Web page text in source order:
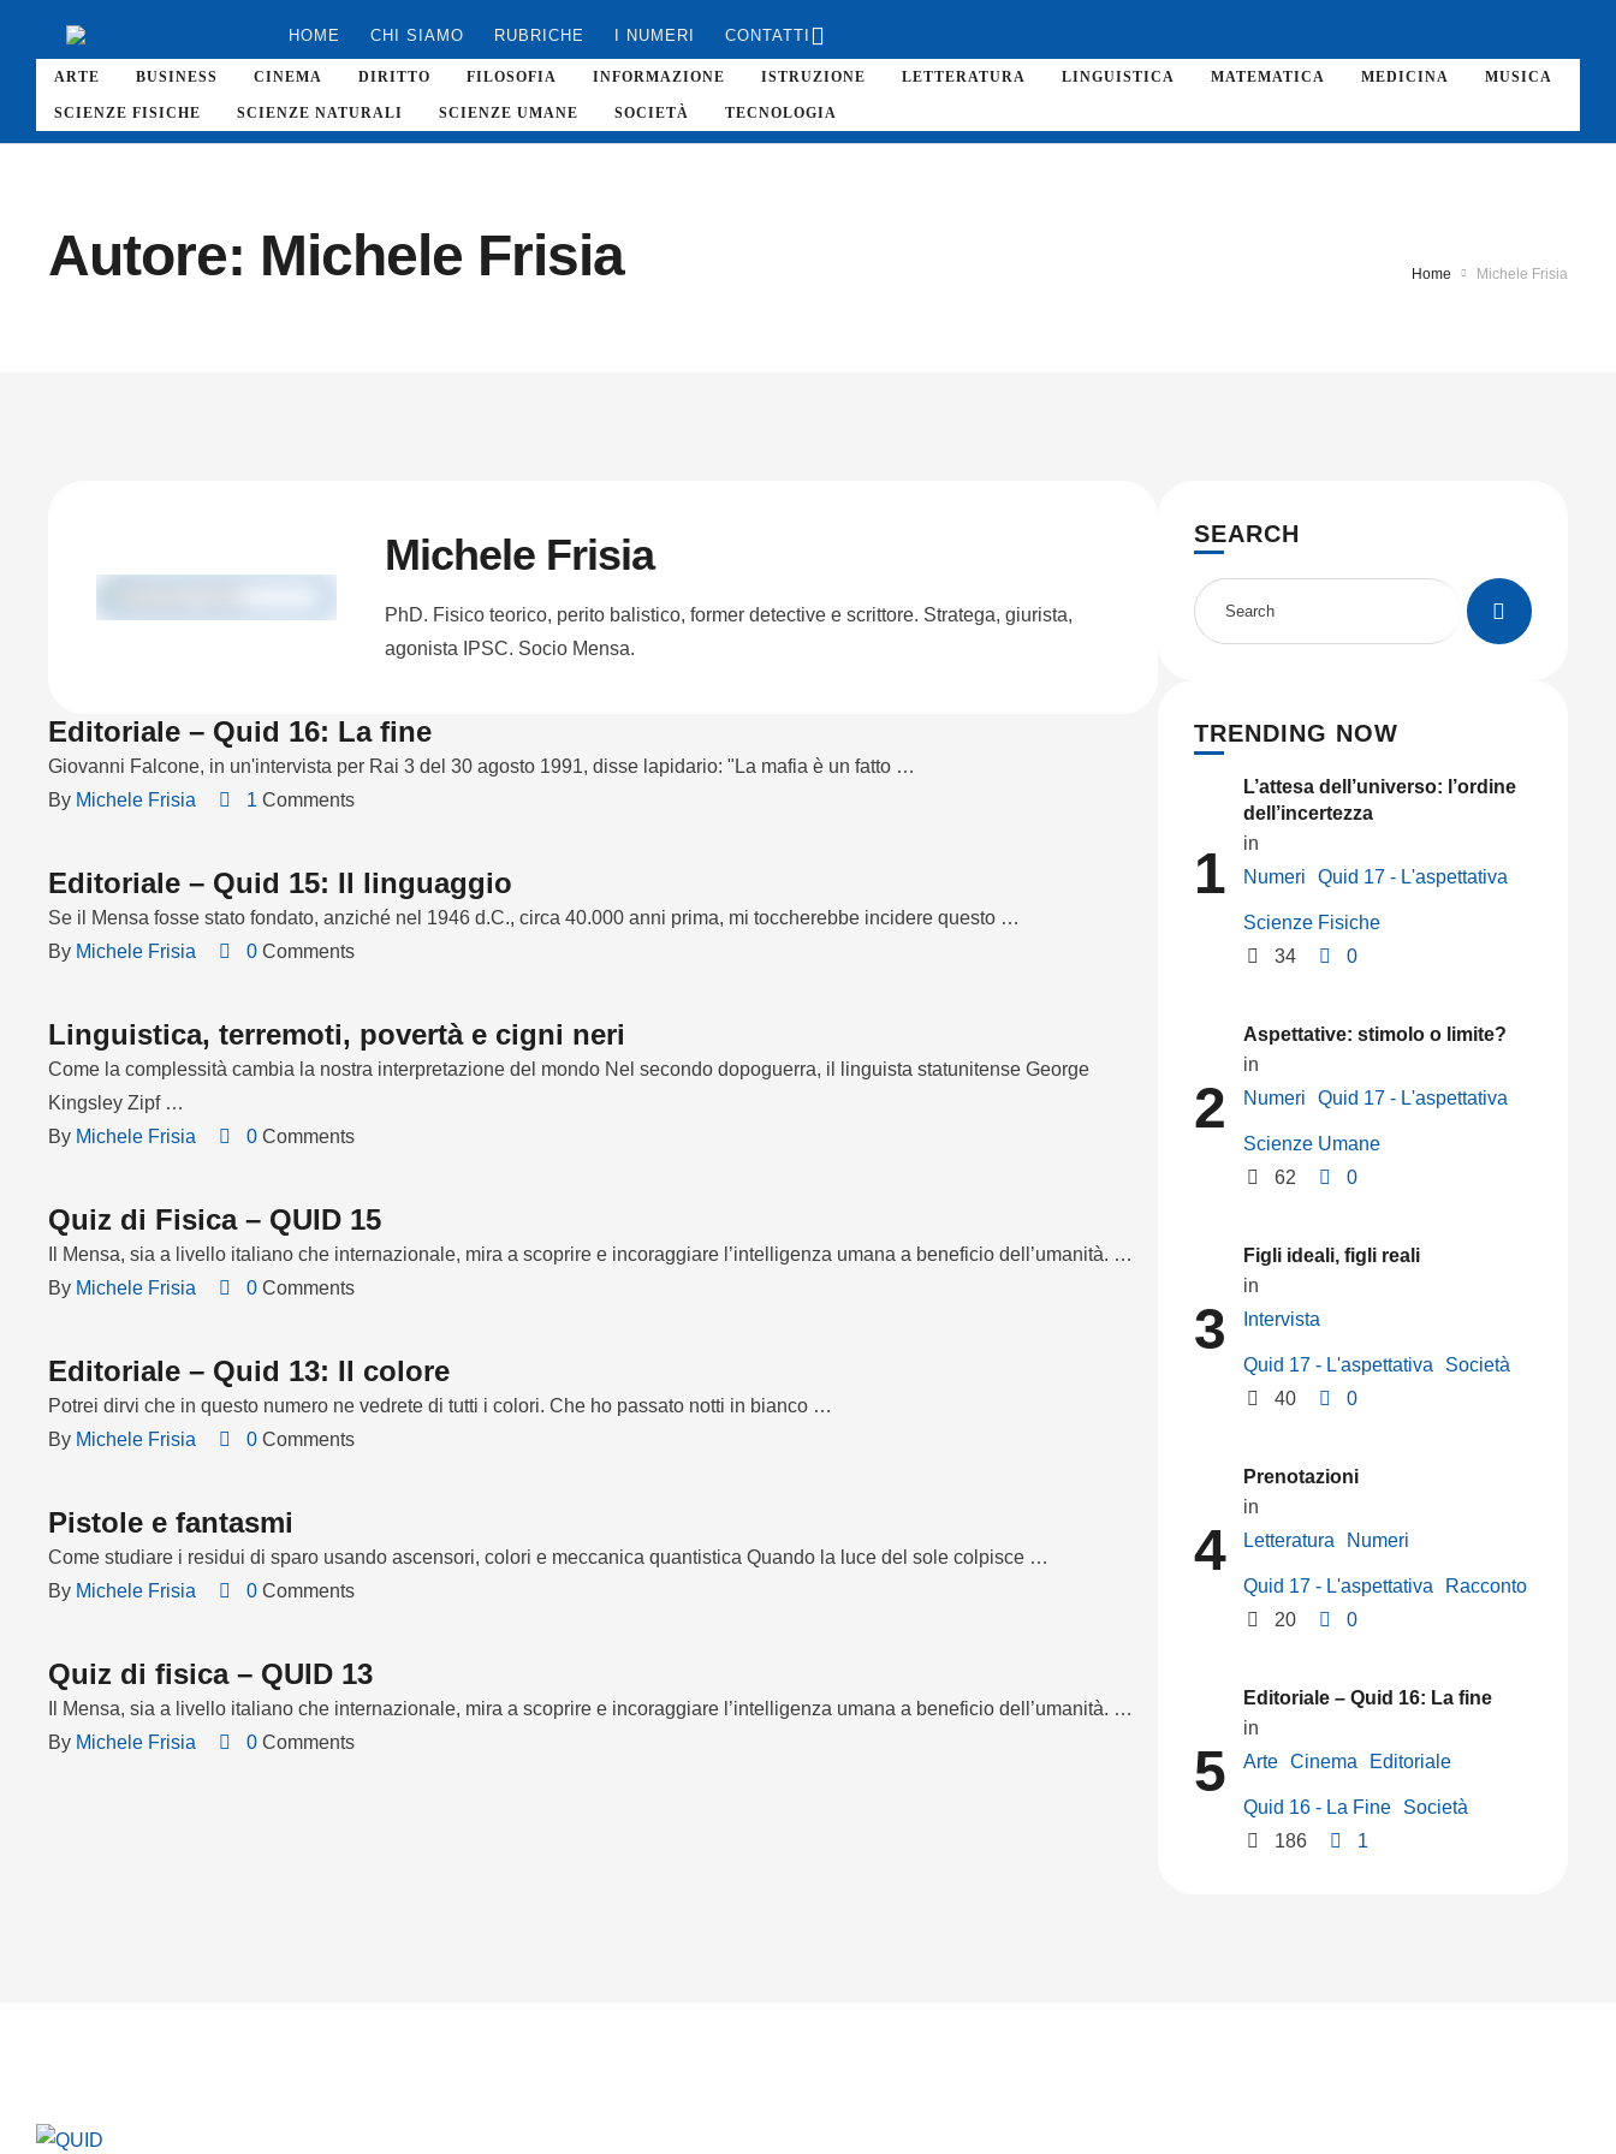
HOME CHI SIAMO RUBRICHE I NUMERI CONTATTI
ARTE BUSINESS CINEMA DIRITTO FILOSOFIA INFORMAZIONE ISTRUZIONE LETTERATURA LINGUISTICA MATEMATICA MEDICINA MUSICA
SCIENZE FISICHE SCIENZE NATURALI SCIENZE UMANE SOCIETÀ TECNOLOGIA
Autore: Michele Frisia Home Michele Frisia
Michele Frisia
PhD. Fisico teorico, perito balistico, former detective e scrittore. Stratega, giurista,
agonista IPSC. Socio Mensa.
Editoriale – Quid 16: La fine
Giovanni Falcone, in un'intervista per Rai 3 del 30 agosto 1991, disse lapidario: "La mafia è un fatto …
By Michele Frisia 1 Comments
Editoriale – Quid 15: Il linguaggio
Se il Mensa fosse stato fondato, anziché nel 1946 d.C., circa 40.000 anni prima, mi toccherebbe incidere questo …
By Michele Frisia 0 Comments
Linguistica, terremoti, povertà e cigni neri
Come la complessità cambia la nostra interpretazione del mondo Nel secondo dopoguerra, il linguista statunitense George
Kingsley Zipf …
By Michele Frisia 0 Comments
Quiz di Fisica – QUID 15
Il Mensa, sia a livello italiano che internazionale, mira a scoprire e incoraggiare l’intelligenza umana a beneficio dell’umanità. …
By Michele Frisia 0 Comments
Editoriale – Quid 13: Il colore
Potrei dirvi che in questo numero ne vedrete di tutti i colori. Che ho passato notti in bianco …
By Michele Frisia 0 Comments
Pistole e fantasmi
Come studiare i residui di sparo usando ascensori, colori e meccanica quantistica Quando la luce del sole colpisce …
By Michele Frisia 0 Comments
Quiz di fisica – QUID 13
Il Mensa, sia a livello italiano che internazionale, mira a scoprire e incoraggiare l’intelligenza umana a beneficio dell’umanità. …
By Michele Frisia 0 Comments
SEARCH
TRENDING NOW
1
L’attesa dell’universo: l’ordine
dell’incertezza
in
Numeri
Quid 17 - L'aspettativa
Scienze Fisiche
34
0
2
Aspettative: stimolo o limite?
in
Numeri
Quid 17 - L'aspettativa
Scienze Umane
62
0
3
Figli ideali, figli reali
in
Intervista
Quid 17 - L'aspettativa
Società
40
0
4
Prenotazioni
in
Letteratura
Numeri
Quid 17 - L'aspettativa
Racconto
20
0
5
Editoriale – Quid 16: La fine
in
Arte
Cinema Editoriale
Quid 16 - La Fine
Società
186
1